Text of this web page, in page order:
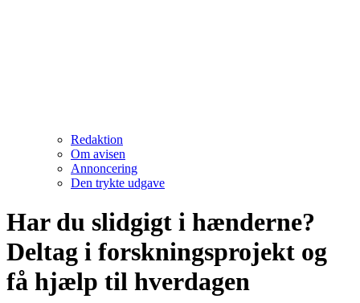
Redaktion
Om avisen
Annoncering
Den trykte udgave
Har du slidgigt i hænderne?
Deltag i forskningsprojekt og
få hjælp til hverdagen